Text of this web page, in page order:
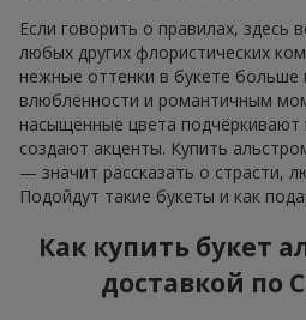
Если говорить о правилах, здесь
любых других флористических
нежные оттенки в букете
влюблённости и романтичным
насыщенные цвета
создают акценты. Купить
— значит рассказать о страсти,
Подойдут такие букеты и как
Как купить букет
доставкой по